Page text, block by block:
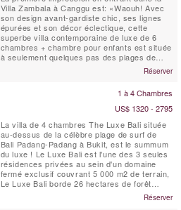
Villa Zambala à Canggu est: «Waouh! Avec
son design avant-gardiste chic, ses lignes
épurées et son décor éclectique, cette
superbe villa contemporaine de luxe de 6
chambres + chambre pour enfants est située
à seulement quelques pas des plages de
sable de Berawa Beach à Canggu. La Villa
Zambala constitue un nouvel ajout locatif
Parfait pour les familles ou les groupes
Réserver
1 à 4 Chambres
US$ 1320 - 2795
La villa de 4 chambres The Luxe Bali située
au-dessus de la célèbre plage de surf de
Bali Padang-Padang à Bukit, est le summum
du luxe ! Le Luxe Bali est l'une des 3 seules
résidences privées au sein d'un domaine
fermé exclusif couvrant 5 000 m2 de terrain,
Le Luxe Bali borde 26 hectares de forêt
vierge. Perchée sur l'un des meilleurs
emplacements au sommet d'une falaise de
Réserver